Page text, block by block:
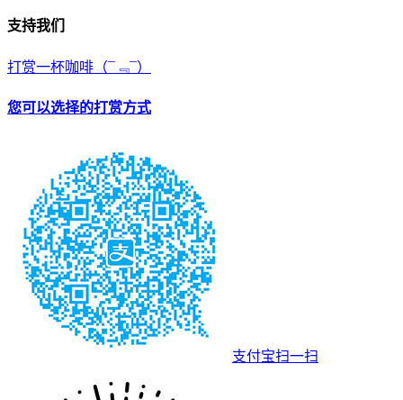
支持我们
打赏一杯咖啡 （¯﹃¯）
您可以选择的打赏方式
支付宝扫一扫